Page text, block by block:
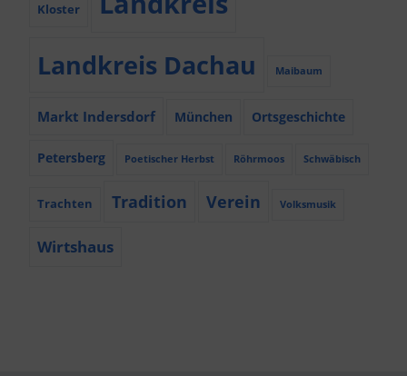
Kloster
Landkreis Dachau Maibaum
Markt Indersdorf München Ortsgeschichte
Petersberg Poetischer Herbst Röhrmoos Schwäbisch
Trachten Tradition Verein Volksmusik
Wirtshaus